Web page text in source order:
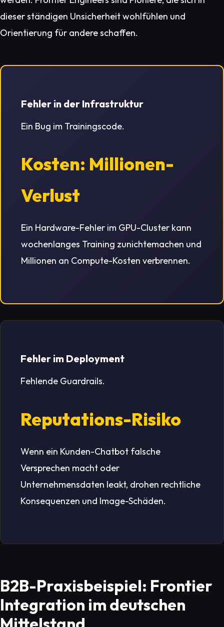
dieser ständigen Unsicherheit wohlfühlen und
Orientierung für andere schaffen.
Fehler in der Infrastruktur
Ein Bug im Trainingscode.
Kosten: Millionen-
Verlust
Ein Hardware-Fehler im GPU-Cluster kann
wochenlanges Training zunichtemachen und
Millionen an Compute-Kosten verbrennen.
Fehler im Deployment
Fehlende Guardrails.
Reputations-Risiko
Wenn ein Kunden-Chatbot falsche
Versprechen macht oder
Unternehmensdaten leakt, drohen rechtliche
Konsequenzen und Image-Schäden.
B2B-Praxisbeispiel: Frontier
Integration im deutschen